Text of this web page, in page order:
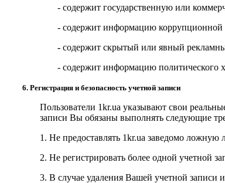
- содержит государственную или
- содержит информацию коррупционной
- содержит скрытый или явный
- содержит информацию политического
6. Регистрация и безопасность учетной записи
Пользователи 1kr.ua указывают свои
записи Вы обязаны выполнять следующие
1. Не предоставлять 1kr.ua заведомо ложную
2. Не регистрировать более одной учетной
3. В случае удаления Вашей учетной записи